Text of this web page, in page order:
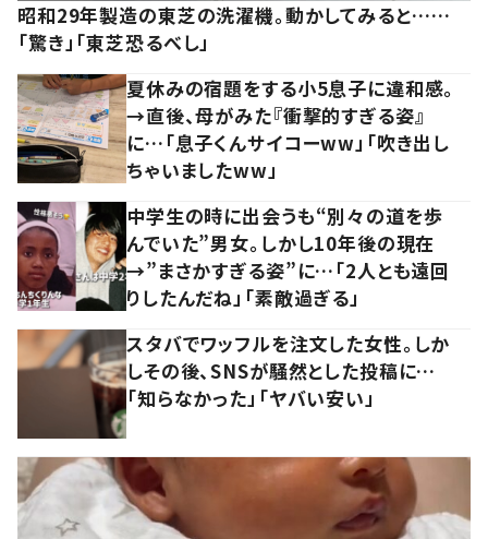
昭和29年製造の東芝の洗濯機。動かしてみると……
「驚き」「東芝恐るべし」
夏休みの宿題をする小5息子に違和感。
→直後、母がみた『衝撃的すぎる姿』
に…「息子くんサイコーww」「吹き出し
ちゃいましたww」
中学生の時に出会うも“別々の道を歩
んでいた”男女。しかし10年後の現在
→”まさかすぎる姿”に…「2人とも遠回
りしたんだね」「素敵過ぎる」
スタバでワッフルを注文した女性。しか
しその後、SNSが騒然とした投稿に…
「知らなかった」「ヤバい安い」